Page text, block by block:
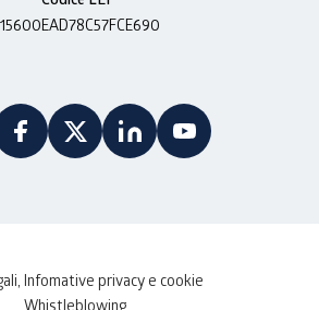
Infomative privacy e cookie
Whistleblowing